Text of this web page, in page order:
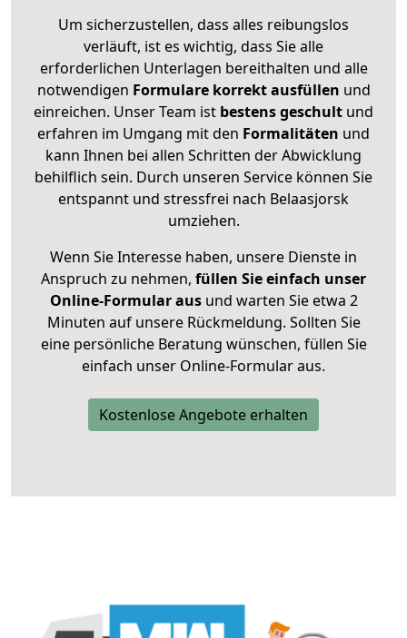
Um sicherzustellen, dass alles reibungslos
verläuft, ist es wichtig, dass Sie alle
erforderlichen Unterlagen bereithalten und alle
notwendigen Formulare korrekt ausfüllen und
einreichen. Unser Team ist bestens geschult und
erfahren im Umgang mit den Formalitäten und
kann Ihnen bei allen Schritten der Abwicklung
behilflich sein. Durch unseren Service können Sie
entspannt und stressfrei nach Belaasjorsk
umziehen.
Wenn Sie Interesse haben, unsere Dienste in
Anspruch zu nehmen, füllen Sie einfach unser
Online-Formular ausund warten Sie etwa 2
Minuten auf unsere Rückmeldung. Sollten Sie
eine persönliche Beratung wünschen, füllen Sie
einfach unser Online-Formular aus.
Kostenlose Angebote erhalten